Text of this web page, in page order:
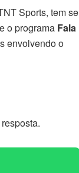
Sports, tem se
o programa Fala
envolvendo o